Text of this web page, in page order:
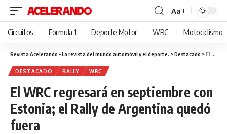
Cambiar
tamaño
fuente
Aa
Circuitos Formula 1 Deporte Motor WRC Motociclismo
Revista Acelerando - La revista del mundo automóvil y el deporte. >Destacado >El WRC regresará en septiembre con Estonia; el Rally de Argentina quedó fuera
DESTACADO RALLY WRC
El WRC regresará en septiembre con
Estonia; el Rally de Argentina quedó
fuera